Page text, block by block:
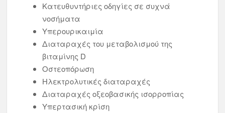
Κατευθυντήριες οδηγίες σε συχνά
νοσήματα
Υπερουρικαιμία
Διαταραχές του μεταβολισμού της
βιταμίνης D
Οστεοπόρωση
Ηλεκτρολυτικές διαταραχές
Διαταραχές οξεοβασικής ισορροπίας
Υπερτασική κρίση